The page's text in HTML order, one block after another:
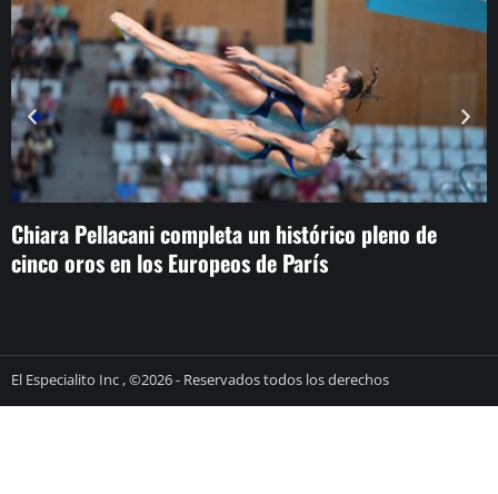
Chiara Pellacani completa un histórico pleno de
cinco oros en los Europeos de París
El Especialito Inc , ©2026 - Reservados todos los derechos